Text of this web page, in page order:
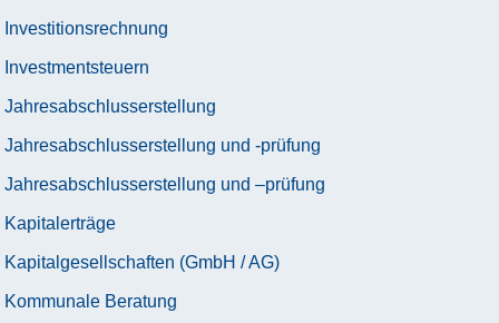
Investitionsrechnung
Investmentsteuern
Jahresabschlusserstellung
Jahresabschlusserstellung und -prüfung
Jahresabschlusserstellung und –prüfung
Kapitalerträge
Kapitalgesellschaften (GmbH / AG)
Kommunale Beratung